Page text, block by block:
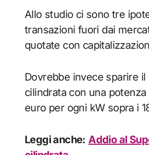
Allo studio ci sono tre
transazioni fuori dai
quotate con
Dovrebbe invece sparire
cilindrata con una
euro per ogni kW sopra i
Leggi anche: Addio al